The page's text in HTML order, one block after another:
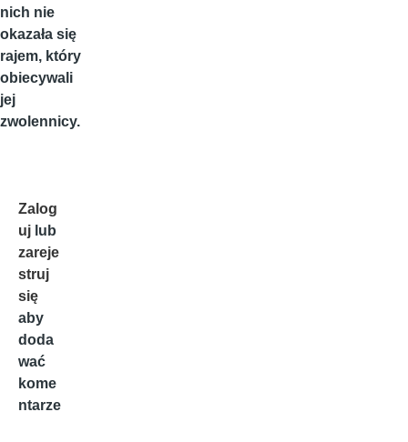
nich nie
okazała się
rajem, który
obiecywali
jej
zwolennicy.
Zalog
uj lub
zareje
struj
się
aby
doda
wać
kome
ntarze